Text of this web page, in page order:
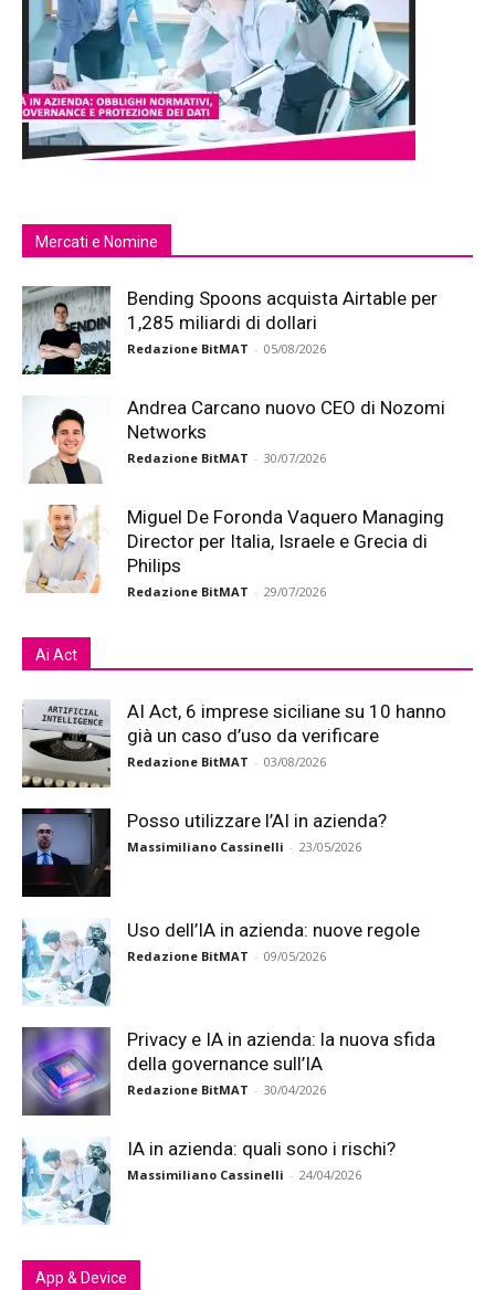
Mercati e Nomine
Bending Spoons acquista Airtable per
1,285 miliardi di dollari
Redazione BitMAT - 05/08/2026
Andrea Carcano nuovo CEO di Nozomi
Networks
Redazione BitMAT - 30/07/2026
Miguel De Foronda Vaquero Managing
Director per Italia, Israele e Grecia di
Philips
Redazione BitMAT - 29/07/2026
Ai Act
AI Act, 6 imprese siciliane su 10 hanno
già un caso d’uso da verificare
Redazione BitMAT - 03/08/2026
Posso utilizzare l’AI in azienda?
Massimiliano Cassinelli - 23/05/2026
Uso dell’IA in azienda: nuove regole
Redazione BitMAT - 09/05/2026
Privacy e IA in azienda: la nuova sfida
della governance sull’IA
Redazione BitMAT - 30/04/2026
IA in azienda: quali sono i rischi?
Massimiliano Cassinelli - 24/04/2026
App & Device